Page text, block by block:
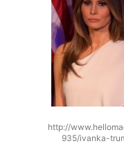
http://
935/ivanka-